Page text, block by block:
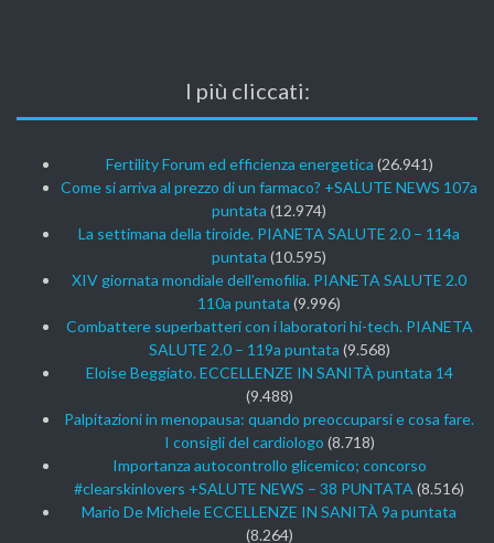
I più cliccati:
Fertility Forum ed efficienza energetica (26.941)
Come si arriva al prezzo di un farmaco? +SALUTE NEWS 107a
puntata (12.974)
La settimana della tiroide. PIANETA SALUTE 2.0 – 114a
puntata (10.595)
XIV giornata mondiale dell’emofilia. PIANETA SALUTE 2.0
110a puntata (9.996)
Combattere superbatteri con i laboratori hi-tech. PIANETA
SALUTE 2.0 – 119a puntata (9.568)
Eloise Beggiato. ECCELLENZE IN SANITÀ puntata 14
(9.488)
Palpitazioni in menopausa: quando preoccuparsi e cosa fare.
I consigli del cardiologo (8.718)
Importanza autocontrollo glicemico; concorso
#clearskinlovers +SALUTE NEWS – 38 PUNTATA (8.516)
Mario De Michele ECCELLENZE IN SANITÀ 9a puntata
(8.264)